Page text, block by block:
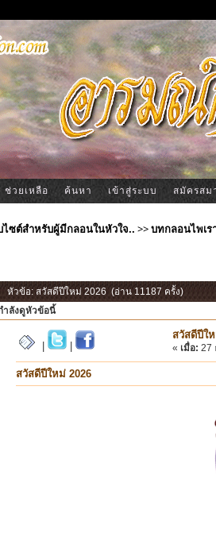
ช่วยเหลือ ค้นหา เข้าสู่ระบบ สมัครสม
ไซต์สำหรับผู้มีกลอนในหัวใจ.. >>บทกลอนไพเร
หัวข้อ: สวัสดีปีใหม่ 2026 (อ่าน 11187 ครั้ง)
ำลังดูหัวข้อนี้
สวัสดีปีใ
« เมื่อ: 27
สวัสดีปีใหม่ 2026